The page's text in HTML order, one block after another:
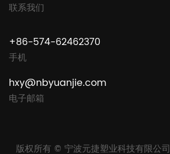
联系我们
+86-574-62462370
手机
hxy@nbyuanjie.com
电子邮箱
版权所有 © 宁波元捷塑业科技有限公司